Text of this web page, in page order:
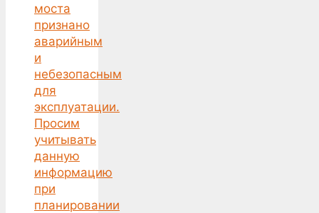
моста
признано
аварийным
и
небезопасным
для
эксплуатации.
Просим
учитывать
данную
информацию
при
планировании